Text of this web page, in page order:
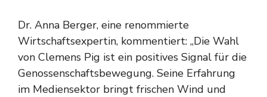
Dr. Anna Berger, eine renommierte
Wirtschaftsexpertin, kommentiert: „Die Wahl
von Clemens Pig ist ein positives Signal für die
Genossenschaftsbewegung. Seine Erfahrung
im Mediensektor bringt frischen Wind und